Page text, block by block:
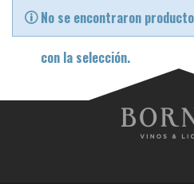
CONTACTO
No se encontraron
con la selección.